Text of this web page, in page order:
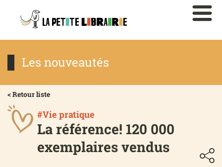
Les nouveautés
< Retour liste
#Vie pratique
La référence! 120 000
exemplaires vendus